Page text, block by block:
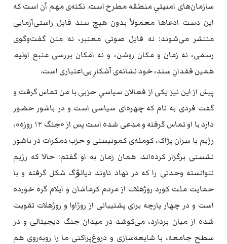
سازمان‌های امنیتیِ منطقه مطرح است. نکته‌ی مهم آن است که
این دست ادعاها معمولاً بدون هیچ سند قابل راستی‌آزمایی
منتشر می‌شوند: نه فایل صوتی معتبر، نه متن گفت‌وگوی
رسمی، نه زمان و مکان روشن، و نه امکان بررسی منبع اولیه.
همین فقدانِ سند، خود نشانه‌ی آشکارِ بی‌اعتباری است.
پیش از این نیز یکی از فعالان سیاسیِ حزبی با من تماس گرفت و
گفت فردی به نام که چهره‌ای سیاسی است و در باشور حضور
دارد با او تماس گرفته و مدعی شده است پس از «جنگ ۱۲ روزه»،
رژیم با سران پژاک، کومله‌ی کمونیستی و حزب دمکرات در باشور
نشستی برگزار کرده‌اند. همان زمان به او گفتم: حالا که رژیم
نتوانسته وحدتی را که در نهاد ناوند دیالۆگ شکل گرفته و با
حمایت ملت کورد روژهلات از مردم کرماشان و ایلام گره خورده
است و در چهار پارچه برای پشتیبانی از روژاوا و روژهلات تقویت
شده از میان بردارد، می‌کوشد در میدان جنگ دیجیتالی و در
سطح جامعه، با شایعه‌سازی و دروغ‌پراکنی ما را رو‌به‌روی هم